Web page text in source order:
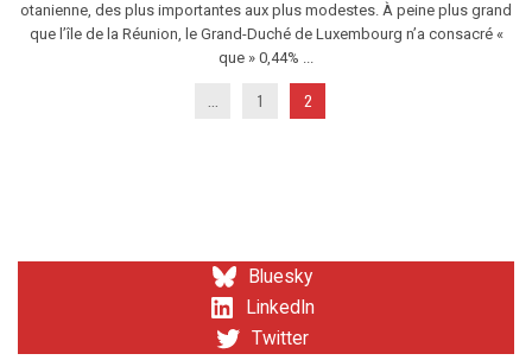
otanienne, des plus importantes aux plus modestes. À peine plus grand
que l’île de la Réunion, le Grand-Duché de Luxembourg n’a consacré «
que » 0,44% ...
1 2
Bluesky
LinkedIn
Twitter